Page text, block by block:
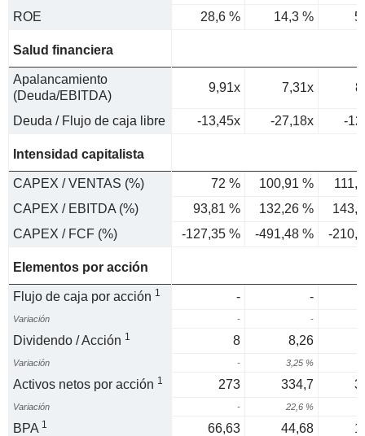
ROE
28,6 % 14,3 %
Salud financiera
Apalancamiento
(Deuda/EBITDA)
9,91x 7,31x
Deuda / Flujo de caja libre -13,45x -27,18x -
Intensidad capitalista
CAPEX / VENTAS (%) 72 % 100,91 %
CAPEX / EBITDA (%)
93,81 % 132,26 %
CAPEX / FCF (%)
-127,35 % -491,48 % -
Elementos por acción
Flujo de caja por acción 1 - -
Variación - -
Dividendo / Acción 1 8 8,26
Variación - 3,25 %
Activos netos por acción 1 273 334,7
Variación - 22,6 %
BPA 1 66,63 44,68